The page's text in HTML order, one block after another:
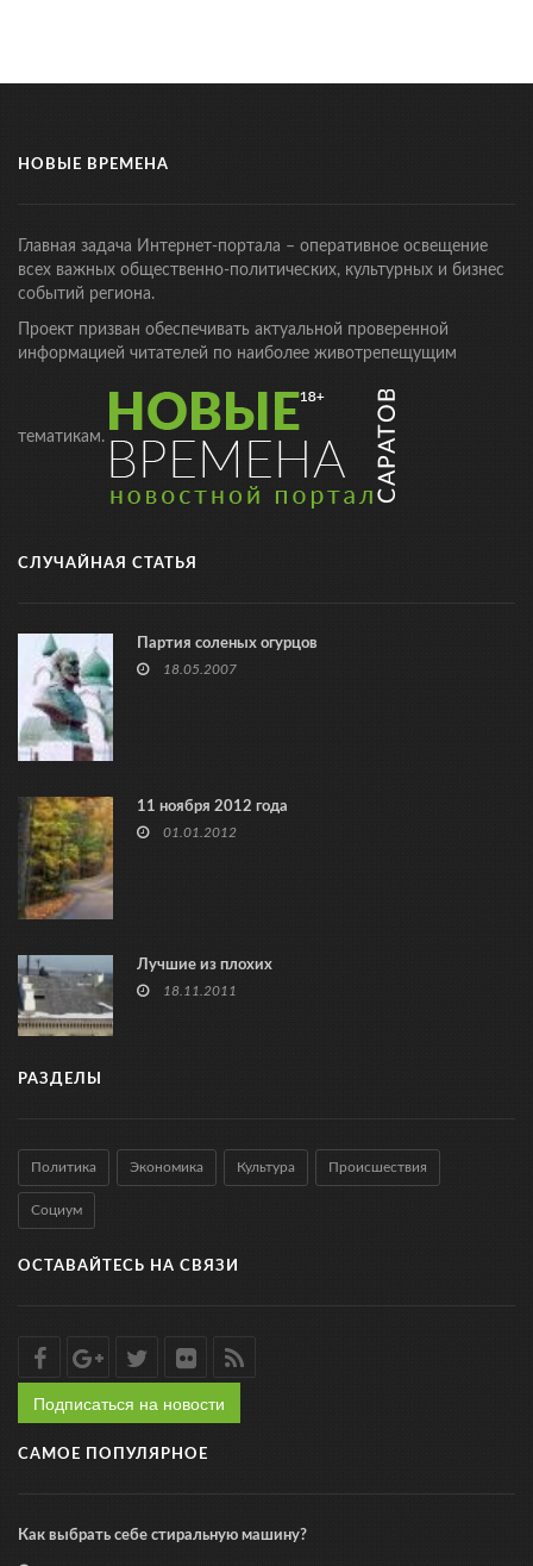
НОВЫЕ ВРЕМЕНА
Главная задача Интернет-портала – оперативное освещение
всех важных общественно-политических, культурных и бизнес
событий региона.
Проект призван обеспечивать актуальной проверенной
информацией читателей по наиболее животрепещущим
тематикам.
СЛУЧАЙНАЯ СТАТЬЯ
Партия соленых огурцов
18.05.2007
11 ноября 2012 года
01.01.2012
Лучшие из плохих
18.11.2011
РАЗДЕЛЫ
Политика Экономика Культура Происшествия
Социум
ОСТАВАЙТЕСЬ НА СВЯЗИ
Подписаться на новости
САМОЕ ПОПУЛЯРНОЕ
Как выбрать себе стиральную машину?